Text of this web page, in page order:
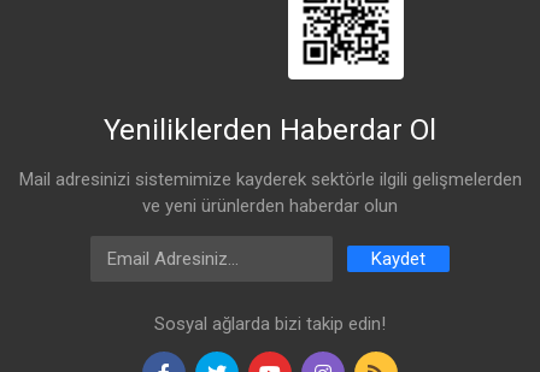
Yeniliklerden Haberdar Ol
Mail adresinizi sistemimize kayderek sektörle ilgili gelişmelerden
ve yeni ürünlerden haberdar olun
Email Address
Kaydet
Sosyal ağlarda bizi takip edin!